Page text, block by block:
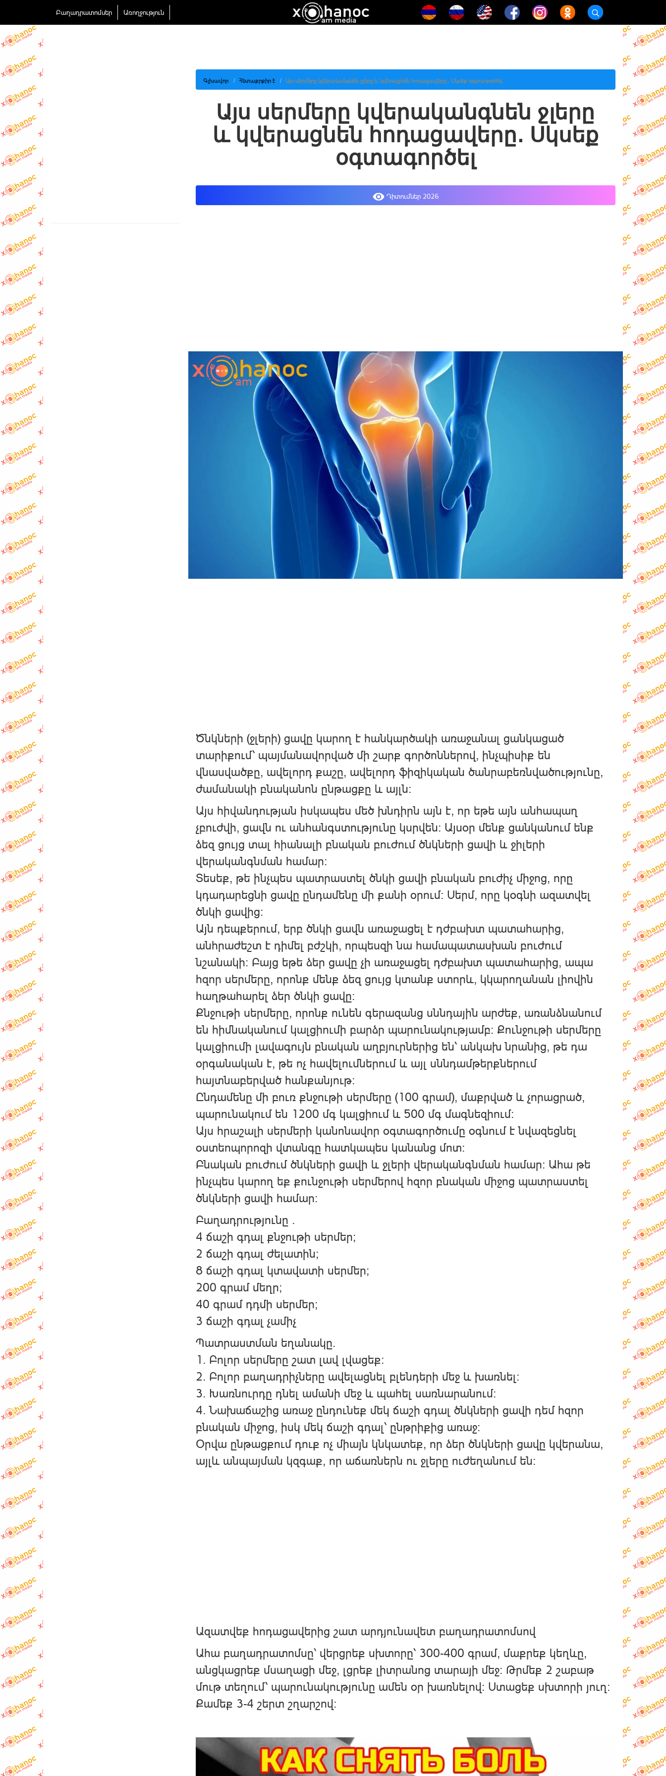
Բաղադրատոմսեր Առողջություն
Գլխավոր Հետաքրքիր է Այս սերմերը կվերականգնեն ջլերը և կվերացնեն հոդացավերը․ Սկսեք օգտագործել
Այս սերմերը կվերականգնեն ջլերը
և կվերացնեն հոդացավերը․ Սկսեք
օգտագործել
Դիտումներ 2026
Ծնկների (ջլերի) ցավը կարող է հանկարծակի առաջանալ ցանկացած
տարիքում՝ պայմանավորված մի շարք գործոններով, ինչպիսիք են
վնասվածքը, ավելորդ քաշը, ավելորդ ֆիզիկական ծանրաբեռնվածությունը,
ժամանակի բնականոն ընթացքը և այլն։
Այս հիվանդության իսկապես մեծ խնդիրն այն է, որ եթե այն անհապաղ
չբուժվի, ցավն ու անհանգստությունը կսրվեն: Այսօր մենք ցանկանում ենք
ձեզ ցույց տալ հիանալի բնական բուժում ծնկների ցավի և ջիլերի
վերականգնման համար:
Տեսեք, թե ինչպես պատրաստել ծնկի ցավի բնական բուժիչ միջոց, որը
կդադարեցնի ցավը ընդամենը մի քանի օրում: Սերմ, որը կօգնի ազատվել
ծնկի ցավից։
Այն դեպքերում, երբ ծնկի ցավն առաջացել է դժբախտ պատահարից,
անհրաժեշտ է դիմել բժշկի, որպեսզի նա համապատասխան բուժում
նշանակի։ Բայց եթե ձեր ցավը չի առաջացել դժբախտ պատահարից, ապա
հզոր սերմերը, որոնք մենք ձեզ ցույց կտանք ստորև, կկարողանան լիովին
հաղթահարել ձեր ծնկի ցավը:
Քնջութի սերմերը, որոնք ունեն գերազանց սննդային արժեք, առանձնանում
են հիմնականում կալցիումի բարձր պարունակությամբ։ Քունջութի սերմերը
կալցիումի լավագույն բնական աղբյուրներից են՝ անկախ նրանից, թե դա
օրգանական է, թե ոչ հավելումներում և այլ սննդամթերքներում
հայտնաբերված հանքանյութ:
Ընդամենը մի բուռ քնջութի սերմերը (100 գրամ), մաքրված և չորացրած,
պարունակում են 1200 մգ կալցիում և 500 մգ մագնեզիում:
Այս հրաշալի սերմերի կանոնավոր օգտագործումը օգնում է նվազեցնել
օստեոպորոզի վտանգը հատկապես կանանց մոտ:
Բնական բուժում ծնկների ցավի և ջլերի վերականգնման համար։ Ահա թե
ինչպես կարող եք քունջութի սերմերով հզոր բնական միջոց պատրաստել
ծնկների ցավի համար:
Բաղադրությունը .
4 ճաշի գդալ քնջութի սերմեր;
2 ճաշի գդալ ժելատին;
8 ճաշի գդալ կտավատի սերմեր;
200 գրամ մեղր;
40 գրամ դդմի սերմեր;
3 ճաշի գդալ չամիչ
Պատրաստման եղանակը.
1. Բոլոր սերմերը շատ լավ լվացեք։
2. Բոլոր բաղադրիչները ավելացնել բլենդերի մեջ և խառնել։
3. Խառնուրդը դնել ամանի մեջ և պահել սառնարանում։
4. Նախաճաշից առաջ ընդունեք մեկ ճաշի գդալ ծնկների ցավի դեմ հզոր
բնական միջոց, իսկ մեկ ճաշի գդալ՝ ընթրիքից առաջ։
Օրվա ընթացքում դուք ոչ միայն կնկատեք, որ ձեր ծնկների ցավը կվերանա,
այլև անպայման կզգաք, որ աճառներն ու ջլերը ուժեղանում են:
Ազատվեք հոդացավերից շատ արդյունավետ բաղադրատոմսով
Ահա բաղադրատոմսը՝ վերցրեք սխտորը՝ 300-400 գրամ, մաքրեք կեղևը,
անցկացրեք մսաղացի մեջ, լցրեք լիտրանոց տարայի մեջ։ Թրմեք 2 շաբաթ
մութ տեղում՝ պարունակությունը ամեն օր խառնելով։ Ստացեք սխտորի յուղ:
Քամեք 3-4 շերտ շղարշով։